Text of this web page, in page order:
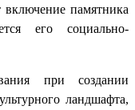
включение памятника
его социально-
при создании
ландшафта,